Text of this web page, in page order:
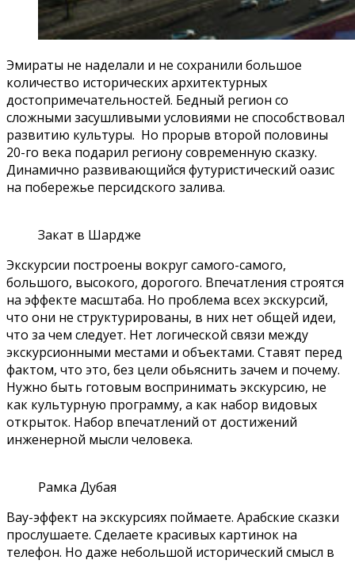
Эмираты не наделали и не сохранили большое
количество исторических архитектурных
достопримечательностей. Бедный регион со
сложными засушливыми условиями не способствовал
развитию культуры. Но прорыв второй половины
20-го века подарил региону современную сказку.
Динамично развивающийся футуристический оазис
на побережье персидского залива.
Закат в Шардже
Экскурсии построены вокруг самого-самого,
большого, высокого, дорогого. Впечатления строятся
на эффекте масштаба. Но проблема всех экскурсий,
что они не структурированы, в них нет общей идеи,
что за чем следует. Нет логической связи между
экскурсионными местами и объектами. Ставят перед
фактом, что это, без цели обьяснить зачем и почему.
Нужно быть готовым воспринимать экскурсию, не
как культурную программу, а как набор видовых
открыток. Набор впечатлений от достижений
инженерной мысли человека.
Рамка Дубая
Вау-эффект на экскурсиях поймаете. Арабские сказки
прослушаете. Сделаете красивых картинок на
телефон. Но даже небольшой исторический смысл в